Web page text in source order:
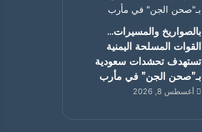
بالصواريخ والمسيرات…
القوات المسلحة اليمنية
تستهدف تحشدات سعودية
بـ”صحن الجن” في مأرب
أغسطس 8, 2026